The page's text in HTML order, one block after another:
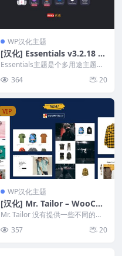
WP汉化主题
[汉化] Essentials v3.2.18 多
用途功能 WordPress 主题
Essentials主题是个多用途主题，
示、商店、...
364 20
VIP
WP汉化主题
[汉化] Mr. Tailor – WooCo
mmerce响应式电子商务商
城主题 v3.1
Mr. Tailor 没有提供一些不同的固
整、自定...
357 20